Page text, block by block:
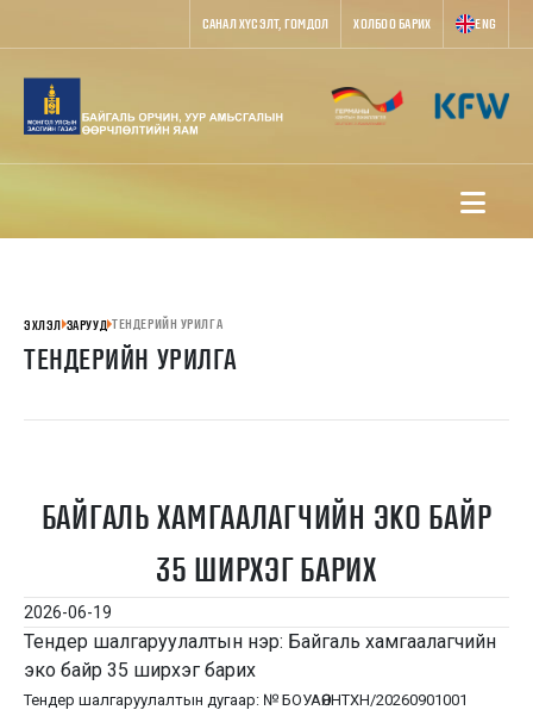
САНАЛ ХҮСЭЛТ, ГОМДОЛ ХОЛБОО БАРИХ ENG
ЭХЛЭЛ ЗАРУУД ТЕНДЕРИЙН УРИЛГА
ТЕНДЕРИЙН УРИЛГА
БАЙГАЛЬ ХАМГААЛАГЧИЙН ЭКО БАЙР
35 ШИРХЭГ БАРИХ
2026-06-19
Тендер шалгаруулалтын нэр: Байгаль хамгаалагчийн
эко байр 35 ширхэг барих
Тендер шалгаруулалтын дугаар: № БОУАӨЯНТХН/20260901001